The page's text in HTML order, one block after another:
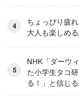
ちょっぴり疲
大人も楽しめ
NHK「ダーウ
た小学生タコ
る！」と信じ